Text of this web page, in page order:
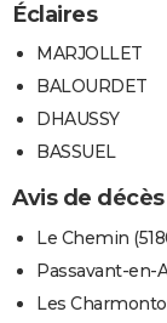
Éclaires
MARJOLLET
BALOURDET
DHAUSSY
BASSUEL
Avis de
Le Chemin
Passavant-en-
Les